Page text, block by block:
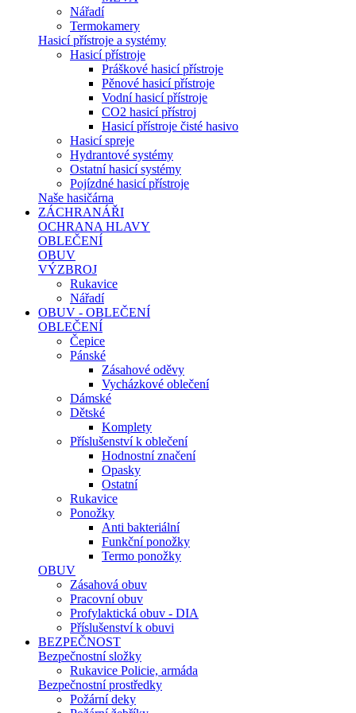
Nářadí
Termokamery
Hasicí přístroje a systémy
Hasicí přístroje
Práškové hasicí přístroje
Pěnové hasicí přístroje
Vodní hasicí přístroje
CO2 hasicí přístroj
Hasicí přístroje čisté hasivo
Hasicí spreje
Hydrantové systémy
Ostatní hasicí systémy
Pojízdné hasicí přístroje
Naše hasičárna
ZÁCHRANÁŘI
OCHRANA HLAVY
OBLEČENÍ
OBUV
VÝZBROJ
Rukavice
Nářadí
OBUV - OBLEČENÍ
OBLEČENÍ
Čepice
Pánské
Zásahové oděvy
Vycházkové oblečení
Dámské
Dětské
Komplety
Příslušenství k oblečení
Hodnostní značení
Opasky
Ostatní
Rukavice
Ponožky
Anti bakteriální
Funkční ponožky
Termo ponožky
OBUV
Zásahová obuv
Pracovní obuv
Profylaktická obuv - DIA
Příslušenství k obuvi
BEZPEČNOST
Bezpečnostní složky
Rukavice Policie, armáda
Bezpečnostní prostředky
Požární deky